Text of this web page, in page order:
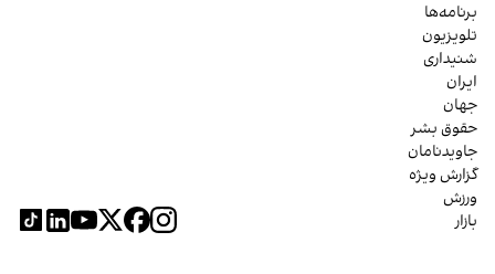
برنامه‌ها
تلویزیون
شنیداری
ایران
جهان
حقوق بشر
جاویدنامان
گزارش ویژه
ورزش
بازار